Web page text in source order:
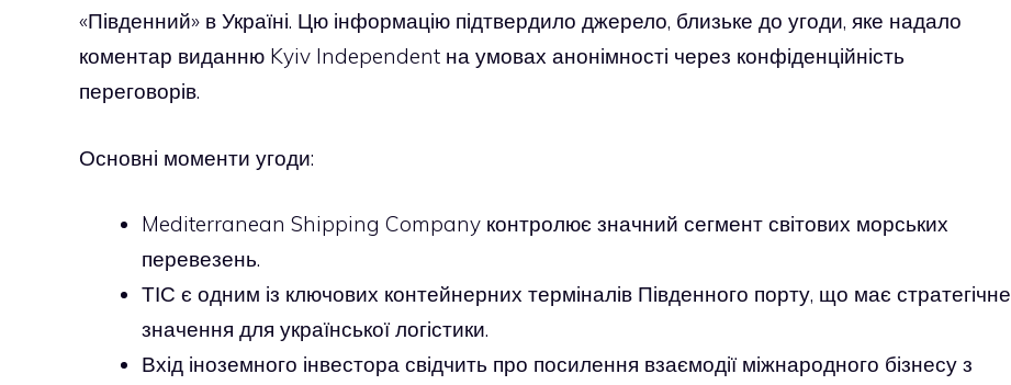
«Південний» в Україні. Цю інформацію підтвердило джерело, близьке до угоди, яке надало
коментар виданню Kyiv Independent на умовах анонімності через конфіденційність
переговорів.
Основні моменти угоди:
Mediterranean Shipping Company контролює значний сегмент світових морських
перевезень.
ТІС є одним із ключових контейнерних терміналів Південного порту, що має стратегічне
значення для української логістики.
Вхід іноземного інвестора свідчить про посилення взаємодії міжнародного бізнесу з